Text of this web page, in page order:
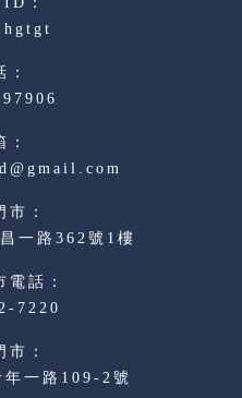
7220
一路362號1樓
年一路109-2號